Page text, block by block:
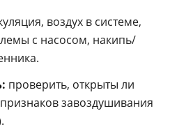
воздух в системе,
с насосом, накипь/
проверить, открыты ли
завоздушивания